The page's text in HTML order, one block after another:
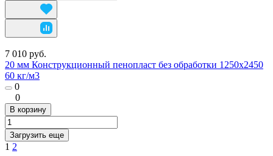
7 010 руб.
20 мм Конструкционный пенопласт без обработки 1250х2450
60 кг/м3
0
0
В корзину
Загрузить еще
1 2